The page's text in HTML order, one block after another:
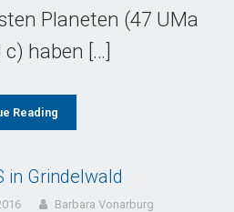
Planeten (47 UMa
c) haben […]
Reading
in Grindelwald
Barbara Vonarburg